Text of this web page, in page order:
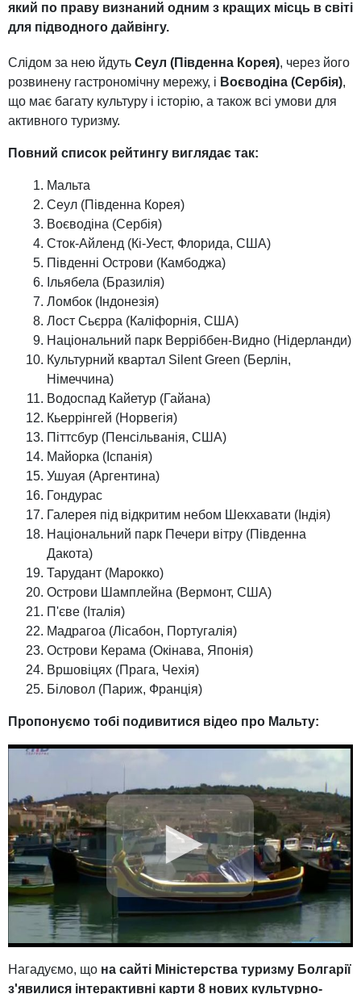
який по праву визнаний одним з кращих місць в світі
для підводного дайвінгу.
Слідом за нею йдуть Сеул (Південна Корея), через його
розвинену гастрономічну мережу, і Воєводіна (Сербія),
що має багату культуру і історію, а також всі умови для
активного туризму.
Повний список рейтингу виглядає так:
Мальта
Сеул (Південна Корея)
Воєводіна (Сербія)
Сток-Айленд (Кі-Уест, Флорида, США)
Південні Острови (Камбоджа)
Ільябела (Бразилія)
Ломбок (Індонезія)
Лост Сьєрра (Каліфорнія, США)
Національний парк Верріббен-Видно (Нідерланди)
Культурний квартал Silent Green (Берлін,
Німеччина)
Водоспад Кайетур (Гайана)
Кьеррінгей (Норвегія)
Піттсбур (Пенсільванія, США)
Майорка (Іспанія)
Ушуая (Аргентина)
Гондурас
Галерея під відкритим небом Шекхавати (Індія)
Національний парк Печери вітру (Південна
Дакота)
Тарудант (Марокко)
Острови Шамплейна (Вермонт, США)
П'єве (Італія)
Мадрагоа (Лісабон, Португалія)
Острови Керама (Окінава, Японія)
Вршовіцях (Прага, Чехія)
Біловол (Париж, Франція)
Пропонуємо тобі подивитися відео про Мальту:
Нагадуємо, що на сайті Міністерства туризму Болгарії
з'явилися інтерактивні карти 8 нових культурно-